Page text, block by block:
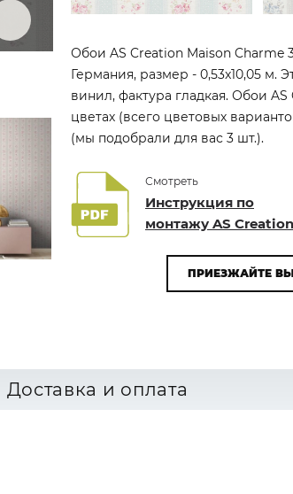
Обои AS Creation Maison Charme
Германия, размер - 0,53x10,05 м.
винил, фактура гладкая. Обои
цветах (всего цветовых
(мы подобрали для вас 3 шт.).
Смотреть
Инструкция по
монтажу AS Creation
ПРИЕЗЖАЙТЕ
Доставка и оплата